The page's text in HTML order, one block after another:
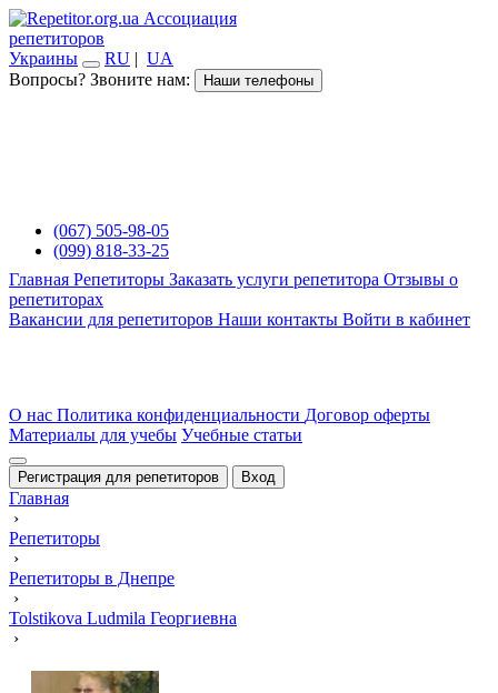
Ассоциация
репетиторов
Украины
RU | UA
Вопросы? Звоните нам:
Наши телефоны
(067) 505-98-05
(099) 818-33-25
Главная Репетиторы Заказать услуги репетитора Отзывы о
репетиторах
Вакансии для репетиторов Наши контакты Войти в кабинет
О нас Политика конфиденциальности Договор оферты
Материалы для учебы Учебные статьи
Регистрация для репетиторов Вход
Главная
›
Репетиторы
›
Репетиторы в Днепре
›
Tolstikova Ludmila Георгиевна
›